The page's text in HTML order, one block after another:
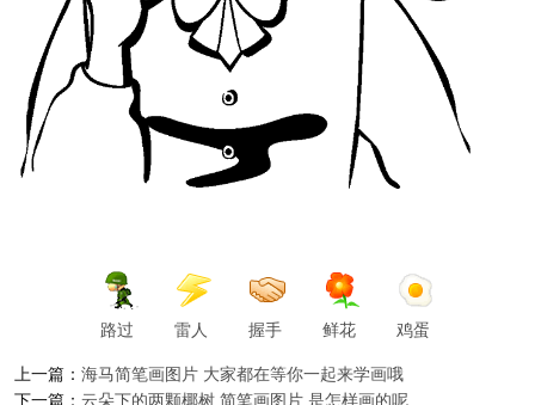
路过 雷人 握手 鲜花
鸡蛋
上一篇： 海马简笔画图片 大家都在等你一起来学画哦
下一篇： 云朵下的两颗椰树 简笔画图片 是怎样画的呢